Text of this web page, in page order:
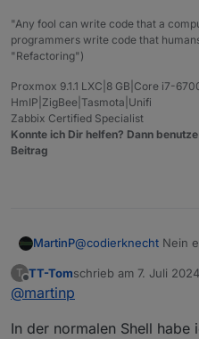
"Any fool can write code that a
programmers write code that
"Refactoring")
Proxmox 9.1.1 LXC|8 GB|Core i7-
HmIP|ZigBee|Tasmota|Unifi
Zabbix Certified Specialist
Konnte ich Dir helfen? Dann
Beitrag
MartinP@codierknecht Nein
den meisten anderen
T
Offline
TT-Tomschrieb am 7. Juli
zuletzt editiert von
@martinp
In der normalen Shell